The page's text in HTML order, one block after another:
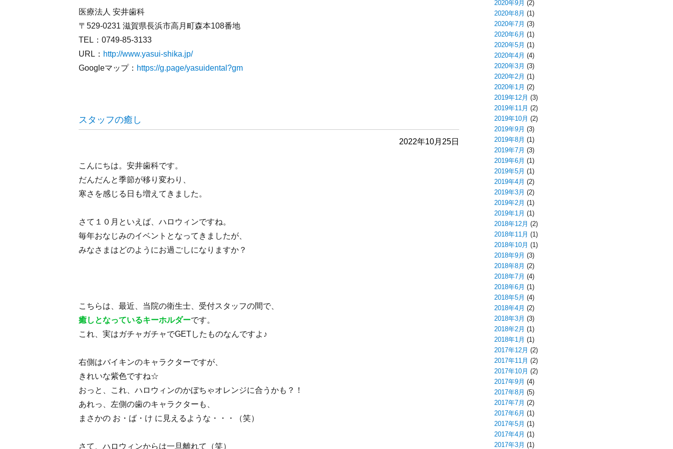
医療法人 安井歯科
〒529-0231 滋賀県長浜市高月町森本108番地
TEL：0749-85-3133
URL： http://www.yasui-shika.jp/
Googleマップ： https://g.page/yasuidental?gm
スタッフの癒し
2022年10月25日
こんにちは。安井歯科です。
だんだんと季節が移り変わり、
寒さを感じる日も増えてきました。
さて１０月といえば、ハロウィンですね。
毎年おなじみのイベントとなってきましたが、
みなさまはどのようにお過ごしになりますか？
こちらは、最近、当院の衛生士、受付スタッフの間で、
癒しとなっているキーホルダーです。
これ、実はガチャガチャでGETしたものなんですよ♪
右側はバイキンのキャラクターですが、
きれいな紫色ですね☆
おっと、これ、ハロウィンのかぼちゃオレンジに合うかも？！
あれっ、左側の歯のキャラクターも、
まさかの お・ば・け に見えるような・・・（笑）
さて、ハロウィンからは一旦離れて（笑）
2020年9月 (2)
2020年8月 (1)
2020年7月 (3)
2020年6月 (1)
2020年5月 (1)
2020年4月 (4)
2020年3月 (3)
2020年2月 (1)
2020年1月 (2)
2019年12月 (3)
2019年11月 (2)
2019年10月 (2)
2019年9月 (3)
2019年8月 (1)
2019年7月 (3)
2019年6月 (1)
2019年5月 (1)
2019年4月 (2)
2019年3月 (2)
2019年2月 (1)
2019年1月 (1)
2018年12月 (2)
2018年11月 (1)
2018年10月 (1)
2018年9月 (3)
2018年8月 (2)
2018年7月 (4)
2018年6月 (1)
2018年5月 (4)
2018年4月 (2)
2018年3月 (3)
2018年2月 (1)
2018年1月 (1)
2017年12月 (2)
2017年11月 (2)
2017年10月 (2)
2017年9月 (4)
2017年8月 (5)
2017年7月 (2)
2017年6月 (1)
2017年5月 (1)
2017年4月 (1)
2017年3月 (1)